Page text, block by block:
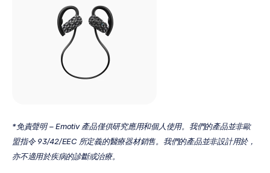
*免責聲明 – Emotiv 產品僅供研究應用和個人使用。我們的產品並非歐
盟指令 93/42/EEC 所定義的醫療器材銷售。我們的產品並非設計用於，
亦不適用於疾病的診斷或治療。